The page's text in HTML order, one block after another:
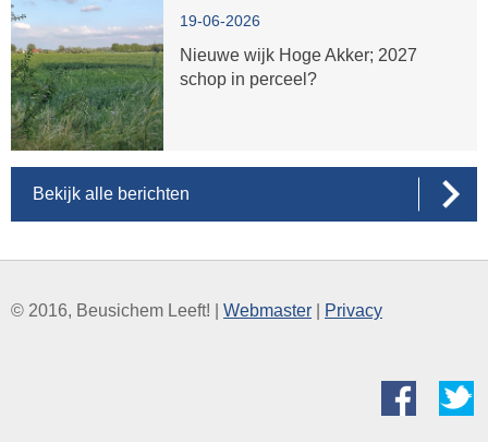
19-06-2026
Nieuwe wijk Hoge Akker; 2027
schop in perceel?
Bekijk alle berichten
© 2016, Beusichem Leeft! | Webmaster Privacy